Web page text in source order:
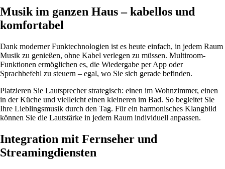
Musik im ganzen Haus – kabellos und
komfortabel
Dank moderner Funktechnologien ist es heute einfach, in jedem Raum
Musik zu genießen, ohne Kabel verlegen zu müssen. Multiroom-
Funktionen ermöglichen es, die Wiedergabe per App oder
Sprachbefehl zu steuern – egal, wo Sie sich gerade befinden.
Platzieren Sie Lautsprecher strategisch: einen im Wohnzimmer, einen
in der Küche und vielleicht einen kleineren im Bad. So begleitet Sie
Ihre Lieblingsmusik durch den Tag. Für ein harmonisches Klangbild
können Sie die Lautstärke in jedem Raum individuell anpassen.
Integration mit Fernseher und
Streamingdiensten